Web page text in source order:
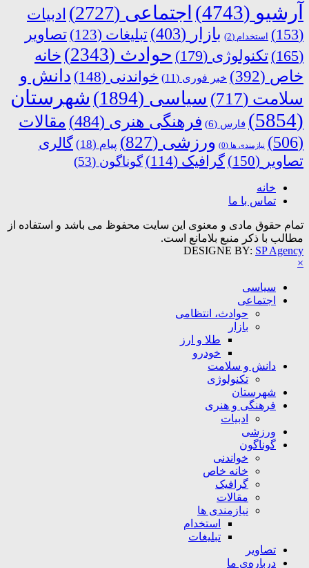
آرشیو (4743) اجتماعی (2727)
ادبیات
(153)
استخدام (2) بازار (403) تبلیغات (123)
تصاویر
(165)
تکنولوژی (179) حوادث (2343)
خانه
خاص (392) خبر فوری (11) خواندنی (148)
دانش و
سلامت (717) سیاسی (1894)
شهرستان
(5854)
فارس (6) فرهنگی هنری (484)
مقالات
(506)
نیازمندی ها (0) ورزشی (827) پیام (18)
گالری
تصاویر (150) گرافیک (114) گوناگون (53)
خانه
تماس با ما
تمام حقوق مادی و معنوی این سایت محفوظ می باشد و استفاده از
مطالب با ذکر منبع بلامانع است.
DESIGNE BY: SP Agency
×
سیاسی
اجتماعی
حوادث، انتظامی
بازار
طلا و ارز
خودرو
دانش و سلامت
تکنولوژی
شهرستان
فرهنگی و هنری
ادبیات
ورزشی
گوناگون
خواندنی
خانه خاص
گرافیک
مقالات
نیازمندی ها
استخدام
تبلیغات
تصاویر
درباره‌ی ما